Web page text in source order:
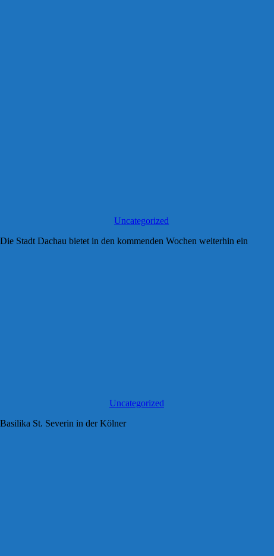
Uncategorized
Stadt Dachau bietet in den kommenden Wochen weiterhin ein
Uncategorized
St. Severin in der Kölner